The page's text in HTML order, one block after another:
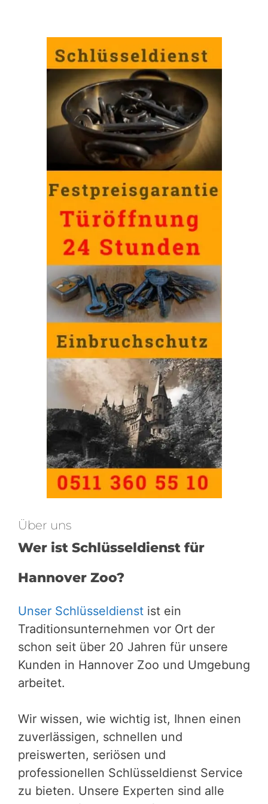
Über uns
Wer ist Schlüsseldienst für
Hannover Zoo?
Unser Schlüsseldienst ist ein
Traditionsunternehmen vor Ort der
schon seit über 20 Jahren für unsere
Kunden in Hannover Zoo und Umgebung
arbeitet.
Wir wissen, wie wichtig ist, Ihnen einen
zuverlässigen, schnellen und
preiswerten, seriösen und
professionellen Schlüsseldienst Service
zu bieten. Unsere Experten sind alle